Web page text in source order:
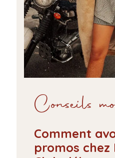
Conseils
Comment
promos chez